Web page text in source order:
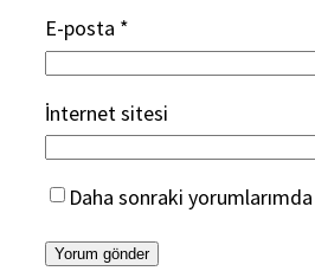
E-posta *
İnternet sitesi
Daha sonraki